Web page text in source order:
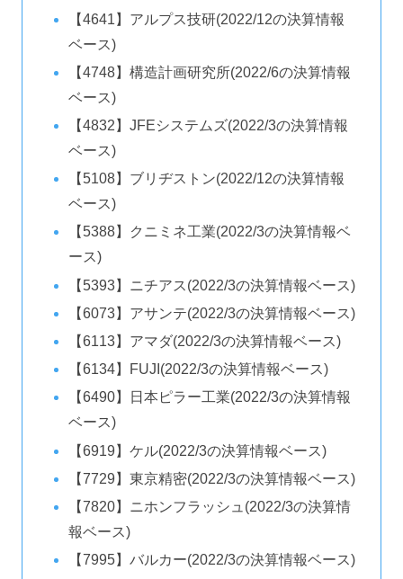
【4641】アルプス技研(2022/12の決算情報
ベース)
【4748】構造計画研究所(2022/6の決算情報
ベース)
【4832】JFEシステムズ(2022/3の決算情報
ベース)
【5108】ブリヂストン(2022/12の決算情報
ベース)
【5388】クニミネ工業(2022/3の決算情報ベ
ース)
【5393】ニチアス(2022/3の決算情報ベース)
【6073】アサンテ(2022/3の決算情報ベース)
【6113】アマダ(2022/3の決算情報ベース)
【6134】FUJI(2022/3の決算情報ベース)
【6490】日本ピラー工業(2022/3の決算情報
ベース)
【6919】ケル(2022/3の決算情報ベース)
【7729】東京精密(2022/3の決算情報ベース)
【7820】ニホンフラッシュ(2022/3の決算情
報ベース)
【7995】バルカー(2022/3の決算情報ベース)